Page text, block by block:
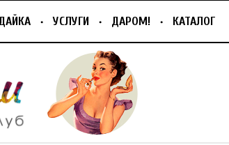
УСЛУГИ ДАРОМ! КАТАЛОГ